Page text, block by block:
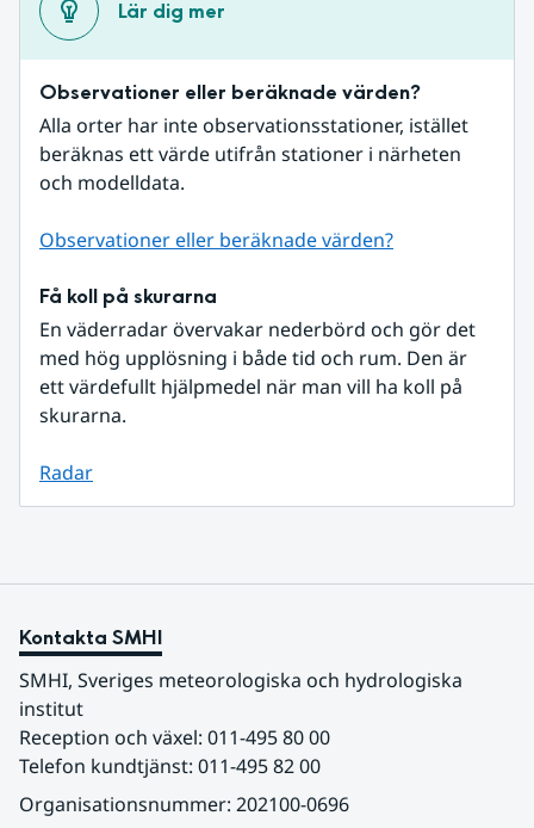
Lär dig mer
Observationer eller beräknade värden?
Alla orter har inte observationsstationer, istället
beräknas ett värde utifrån stationer i närheten
och modelldata.
Observationer eller beräknade värden?
Få koll på skurarna
En väderradar övervakar nederbörd och gör det
med hög upplösning i både tid och rum. Den är
ett värdefullt hjälpmedel när man vill ha koll på
skurarna.
Radar
Kontakta SMHI
SMHI, Sveriges meteorologiska och hydrologiska
institut
Reception och växel: 011-495 80 00
Telefon kundtjänst: 011-495 82 00
Organisationsnummer: 202100-0696